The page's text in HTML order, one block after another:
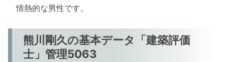
情熱的な男性です。
熊川剛久の基本データ「建築評価
士」管理5063